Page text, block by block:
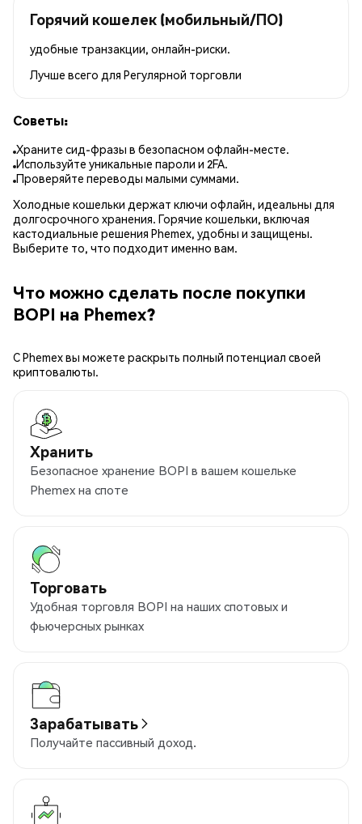
Горячий кошелек (мобильный/ПО)
удобные транзакции, онлайн-риски.
Лучше всего для Регулярной торговли
Советы:
Храните сид-фразы в безопасном офлайн-месте.
Используйте уникальные пароли и 2FA.
Проверяйте переводы малыми суммами.
Холодные кошельки держат ключи офлайн, идеальны для
долгосрочного хранения. Горячие кошельки, включая
кастодиальные решения Phemex, удобны и защищены.
Выберите то, что подходит именно вам.
Что можно сделать после покупки
BOPI на Phemex?
С Phemex вы можете раскрыть полный потенциал своей
криптовалюты.
Хранить
Безопасное хранение BOPI в вашем кошельке
Phemex на споте
Торговать
Удобная торговля BOPI на наших спотовых и
фьючерсных рынках
Зарабатывать
Получайте пассивный доход.